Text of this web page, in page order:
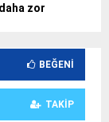
zor
BEĞENI
TAKIP